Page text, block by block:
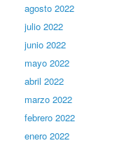
agosto 2022
julio 2022
junio 2022
mayo 2022
abril 2022
marzo 2022
febrero 2022
enero 2022